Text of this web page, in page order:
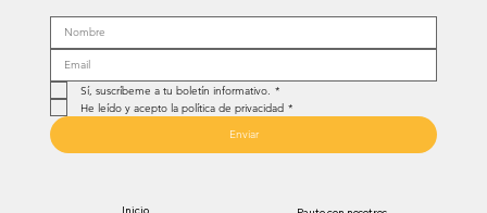
Sí, suscríbeme a tu boletín informativo. *
He leído y acepto la política de privacidad *
Enviar